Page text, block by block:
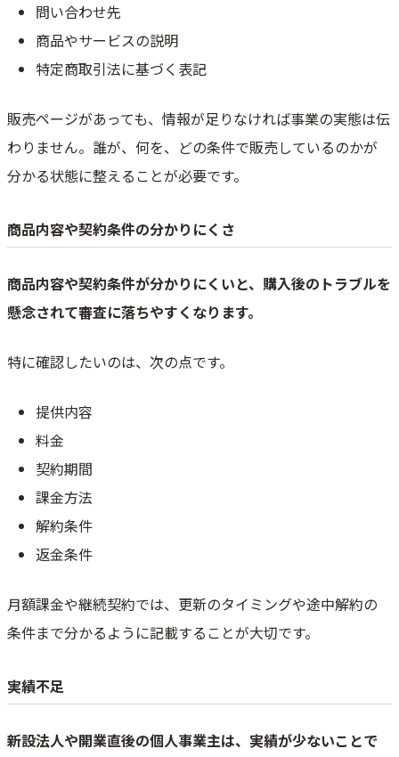
問い合わせ先
商品やサービスの説明
特定商取引法に基づく表記
販売ページがあっても、情報が足りなければ事業の実態は伝
わりません。誰が、何を、どの条件で販売しているのかが
分かる状態に整えることが必要です。
商品内容や契約条件の分かりにくさ
商品内容や契約条件が分かりにくいと、購入後のトラブルを
懸念されて審査に落ちやすくなります。
特に確認したいのは、次の点です。
提供内容
料金
契約期間
課金方法
解約条件
返金条件
月額課金や継続契約では、更新のタイミングや途中解約の
条件まで分かるように記載することが大切です。
実績不足
新設法人や開業直後の個人事業主は、実績が少ないことで